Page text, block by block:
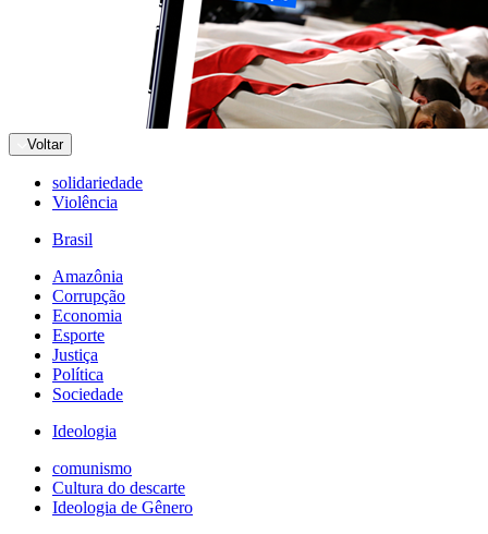
Voltar
solidariedade
Violência
Brasil
Amazônia
Corrupção
Economia
Esporte
Justiça
Política
Sociedade
Ideologia
comunismo
Cultura do descarte
Ideologia de Gênero